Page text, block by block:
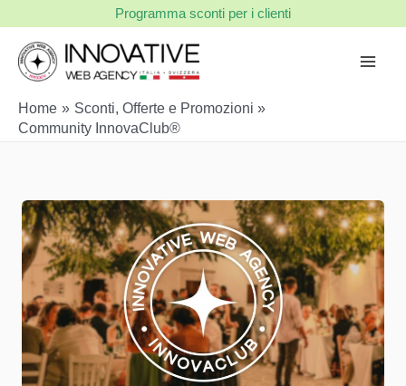
contenuto
Programma sconti per i clienti
Home
Sconti, Offerte e Promozioni
Community InnovaClub®